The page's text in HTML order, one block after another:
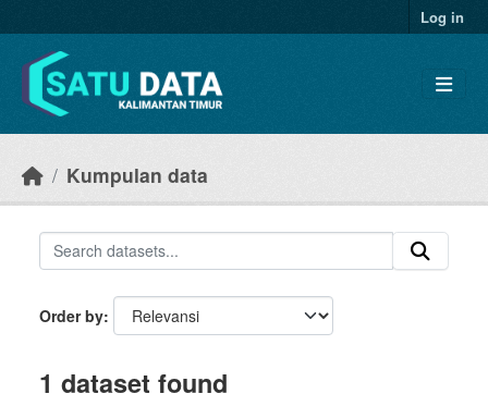
Log in
Kumpulan data
Order by
1 dataset found